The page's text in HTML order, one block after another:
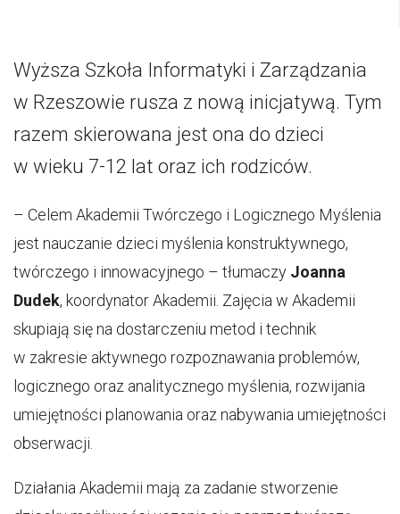
Wyższa Szkoła Informatyki i Zarządzania
w Rzeszowie rusza z nową inicjatywą. Tym
razem skierowana jest ona do dzieci
w wieku 7-12 lat oraz ich rodziców.
– Celem Akademii Twórczego i Logicznego Myślenia
jest nauczanie dzieci myślenia konstruktywnego,
twórczego i innowacyjnego – tłumaczy Joanna
Dudek, koordynator Akademii. Zajęcia w Akademii
skupiają się na dostarczeniu metod i technik
w zakresie aktywnego rozpoznawania problemów,
logicznego oraz analitycznego myślenia, rozwijania
umiejętności planowania oraz nabywania umiejętności
obserwacji.
Działania Akademii mają za zadanie stworzenie